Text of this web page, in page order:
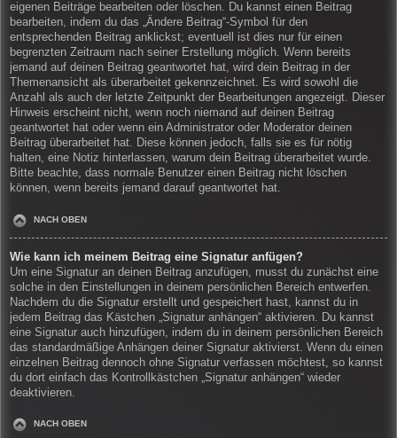
eigenen Beiträge bearbeiten oder löschen. Du kannst einen Beitrag
bearbeiten, indem du das „Ändere Beitrag“-Symbol für den
entsprechenden Beitrag anklickst; eventuell ist dies nur für einen
begrenzten Zeitraum nach seiner Erstellung möglich. Wenn bereits
jemand auf deinen Beitrag geantwortet hat, wird dein Beitrag in der
Themenansicht als überarbeitet gekennzeichnet. Es wird sowohl die
Anzahl als auch der letzte Zeitpunkt der Bearbeitungen angezeigt. Dieser
Hinweis erscheint nicht, wenn noch niemand auf deinen Beitrag
geantwortet hat oder wenn ein Administrator oder Moderator deinen
Beitrag überarbeitet hat. Diese können jedoch, falls sie es für nötig
halten, eine Notiz hinterlassen, warum dein Beitrag überarbeitet wurde.
Bitte beachte, dass normale Benutzer einen Beitrag nicht löschen
können, wenn bereits jemand darauf geantwortet hat.
NACH OBEN
Wie kann ich meinem Beitrag eine Signatur anfügen?
Um eine Signatur an deinen Beitrag anzufügen, musst du zunächst eine
solche in den Einstellungen in deinem persönlichen Bereich entwerfen.
Nachdem du die Signatur erstellt und gespeichert hast, kannst du in
jedem Beitrag das Kästchen „Signatur anhängen“ aktivieren. Du kannst
eine Signatur auch hinzufügen, indem du in deinem persönlichen Bereich
das standardmäßige Anhängen deiner Signatur aktivierst. Wenn du einen
einzelnen Beitrag dennoch ohne Signatur verfassen möchtest, so kannst
du dort einfach das Kontrollkästchen „Signatur anhängen“ wieder
deaktivieren.
NACH OBEN